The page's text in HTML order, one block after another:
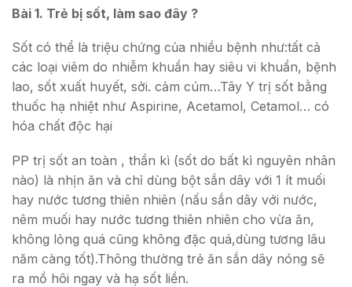
Bài 1. Trẻ bị sốt, làm sao đây ?
Sốt có thể là triệu chứng của nhiều bệnh như:tất cả
các loại viêm do nhiễm khuẩn hay siêu vi khuẩn, bệnh
lao, sốt xuất huyết, sởi. cảm cúm…Tây Y trị sốt bằng
thuốc hạ nhiệt như Aspirine, Acetamol, Cetamol… có
hóa chất độc hại
PP trị sốt an toàn , thần kì (sốt do bất kì nguyên nhân
nào) là nhịn ăn và chỉ dùng bột sắn dây với 1 ít muối
hay nước tương thiên nhiên (nấu sắn dây với nước,
nêm muối hay nước tương thiên nhiên cho vừa ăn,
không lỏng quá cũng không đặc quá,dùng tương lâu
năm càng tốt).Thông thường trẻ ăn sắn dây nóng sẽ
ra mồ hôi ngay và hạ sốt liền.